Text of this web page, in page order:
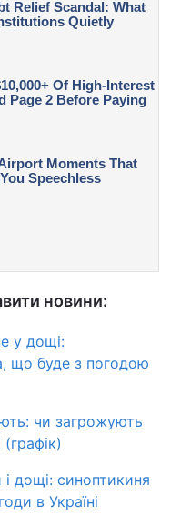
новини:
у дощі:
що буде з погодою
чи загрожують
(графік)
дощі: синоптикиня
в Україні